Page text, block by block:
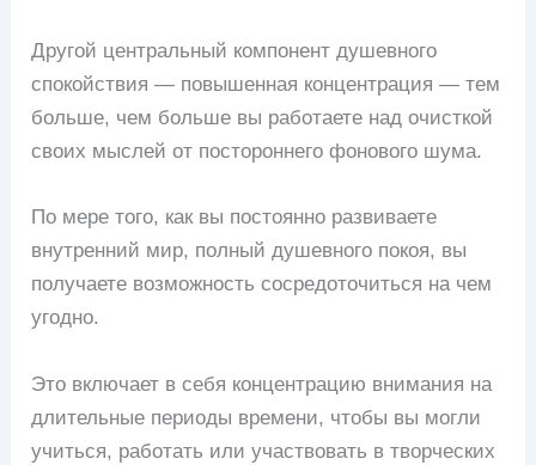
Другой центральный компонент душевного
спокойствия — повышенная концентрация — тем
больше, чем больше вы работаете над очисткой
своих мыслей от постороннего фонового шума.
По мере того, как вы постоянно развиваете
внутренний мир, полный душевного покоя, вы
получаете возможность сосредоточиться на чем
угодно.
Это включает в себя концентрацию внимания на
длительные периоды времени, чтобы вы могли
учиться, работать или участвовать в творческих